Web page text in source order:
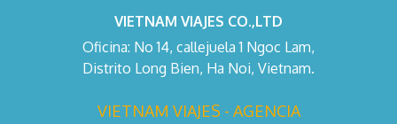
VIETNAM VIAJES CO.,LTD
Oficina: No 14, callejuela 1 Ngoc Lam,
Distrito Long Bien, Ha Noi, Vietnam.
VIETNAM VIAJES - AGENCIA